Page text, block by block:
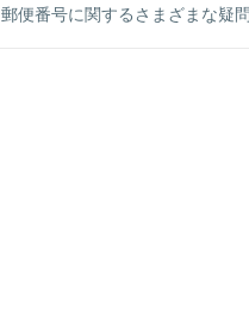
郵便番号に関するさまざまな疑